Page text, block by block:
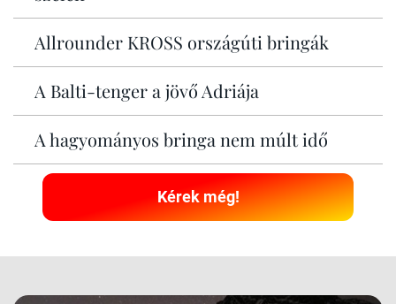
Allrounder KROSS országúti bringák
A Balti-tenger a jövő Adriája
A hagyományos bringa nem múlt idő
Kérek még!